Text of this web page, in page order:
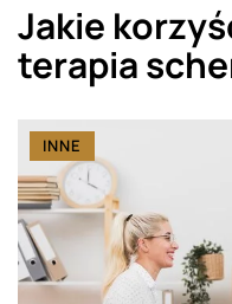
Jakie
terapia
INNE